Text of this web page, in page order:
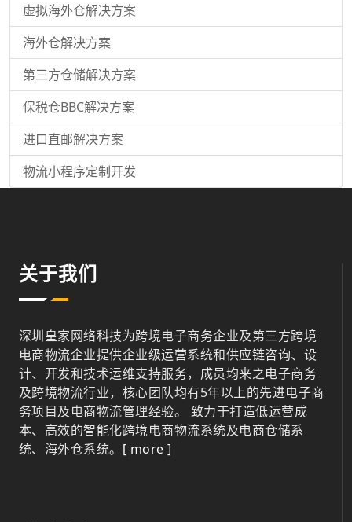
虚拟海外仓解决方案
海外仓解决方案
第三方仓储解决方案
保税仓BBC解决方案
进口直邮解决方案
物流小程序定制开发
关于我们
深圳皇家网络科技为跨境电子商务企业及第三方跨境
电商物流企业提供企业级运营系统和供应链咨询、设
计、开发和技术运维支持服务，成员均来之电子商务
及跨境物流行业，核心团队均有5年以上的先进电子商
务项目及电商物流管理经验。 致力于打造低运营成
本、高效的智能化跨境电商物流系统及电商仓储系
统、海外仓系统。 [ more ]